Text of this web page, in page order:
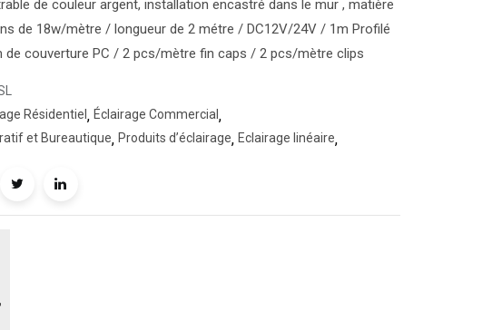
de couleur argent, installation encastré dans le mur , matière
de 18w/mètre / longueur de 2 métre / DC12V/24V / 1m Profilé
de couverture PC / 2 pcs/mètre fin caps / 2 pcs/mètre clips
Résidentiel , Éclairage Commercial ,
et Bureautique, Produits d’éclairage, Eclairage linéaire,